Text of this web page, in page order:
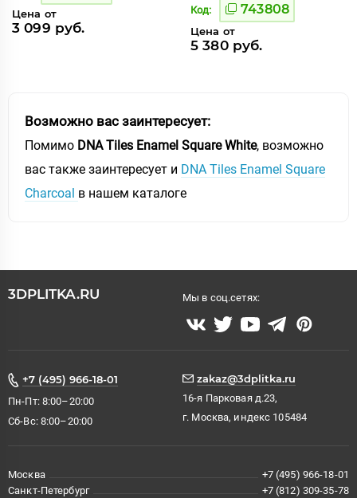
Цена от
3 099 руб.
Код: 743808
Цена от
5 380 руб.
Возможно вас заинтересует:
Помимо DNA Tiles Enamel Square White, возможно
вас также заинтересует и DNA Tiles Enamel Square
Charcoal в нашем каталоге
3DPLITKA.RU Мы в соц.сетях:
+7 (495) 966-18-01
Пн-Пт: 8:00–20:00
Сб-Вс: 8:00–20:00
zakaz@3dplitka.ru
16-я Парковая д.23,
г. Москва, индекс 105484
Москва
+7 (495) 966-18-01
Санкт-Петербург
+7 (812) 309-35-78